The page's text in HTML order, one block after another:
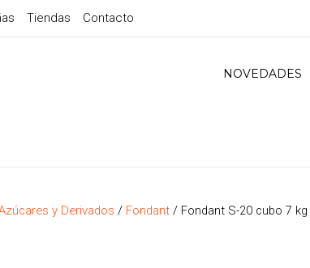
Tiendas Contacto
NOVEDADES
y Derivados / Fondant/ Fondant S-20 cubo 7 kg